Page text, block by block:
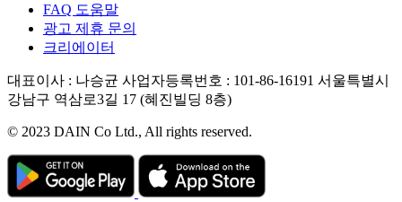
FAQ 도움말
광고 제휴 문의
크리에이터
대표이사 : 나승균 사업자등록번호 : 101-86-16191 서울특별시
강남구 역삼로3길 17 (혜진빌딩 8층)
© 2023 DAIN Co Ltd., All rights reserved.